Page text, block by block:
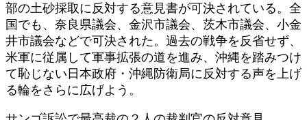
部の土砂採取に反対する意見書が可決されている。全
国でも、奈良県議会、金沢市議会、茨木市議会、小金
井市議会などで可決された。過去の戦争を反省せず、
米軍に従属して軍事拡張の道を進み、沖縄を踏みつけ
て恥じない日本政府・沖縄防衛局に反対する声を上げ
る輪をさらに広げよう。